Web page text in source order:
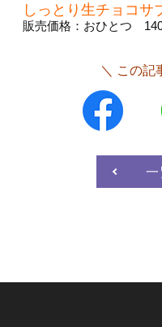
しっとり生チョコサ
販売価格：おひとつ
＼ この記